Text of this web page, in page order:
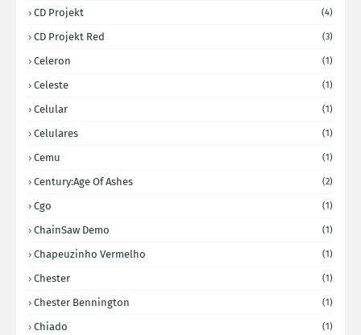
CD Projekt (4)
CD Projekt Red (3)
Celeron (1)
Celeste (1)
Celular (1)
Celulares (1)
Cemu (1)
Century:Age Of Ashes (2)
Cgo (1)
ChainSaw Demo (1)
Chapeuzinho Vermelho (1)
Chester (1)
Chester Bennington (1)
Chiado (1)